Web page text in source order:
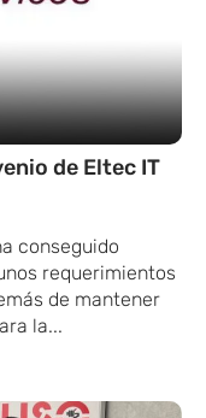
de Eltec IT
conseguido
requerimientos
de mantener
la...